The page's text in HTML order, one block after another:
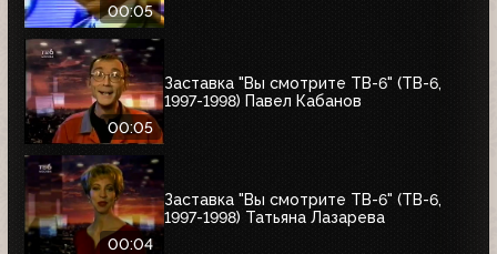
00:05
00:05
Заставка "Вы смотрите ТВ-6" (ТВ-6,
1997-1998) Павел Кабанов
00:04
Заставка "Вы смотрите ТВ-6" (ТВ-6,
1997-1998) Татьяна Лазарева